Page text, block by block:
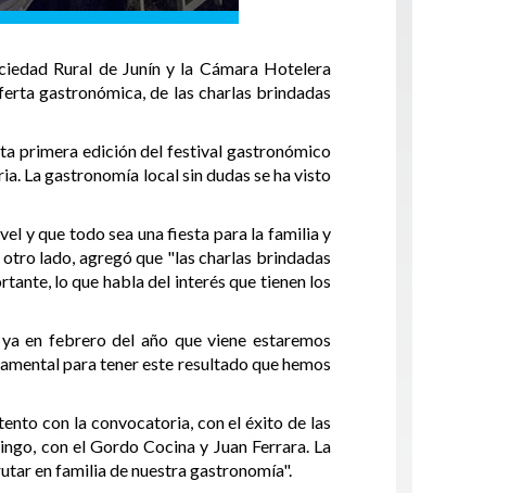
Rural de Junín y la Cámara Hotelera
gastronómica, de las charlas brindadas
primera edición del festival gastronómico
La gastronomía local sin dudas se ha visto
y que todo sea una fiesta para la familia y
lado, agregó que "las charlas brindadas
lo que habla del interés que tienen los
en febrero del año que viene estaremos
para tener este resultado que hemos
con la convocatoria, con el éxito de las
con el Gordo Cocina y Juan Ferrara. La
en familia de nuestra gastronomía".